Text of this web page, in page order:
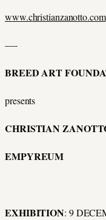
www.christianzanotto.com
—-
BREED ART
presents
CHRISTIAN
EMPYREUM
EXHIBITION: 9